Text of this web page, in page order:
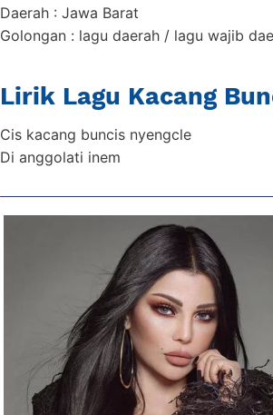
Daerah : Jawa Barat
Golongan : lagu daerah / lagu wajib
Lirik Lagu Kacang
Cis kacang buncis nyengcle
Di anggolati inem